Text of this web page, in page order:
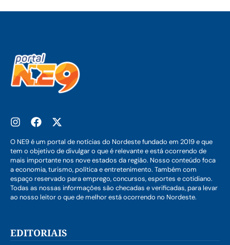
O NE9 é um portal de notícias do Nordeste fundado em 2019 e que
tem o objetivo de divulgar o que é relevante e está ocorrendo de
mais importante nos nove estados da região. Nosso conteúdo foca
a economia, turismo, política e entretenimento. Também com
espaço reservado para emprego, concursos, esportes e cotidiano.
Todas as nossas informações são checadas e verificadas, para levar
ao nosso leitor o que de melhor está ocorrendo no Nordeste.
EDITORIAIS